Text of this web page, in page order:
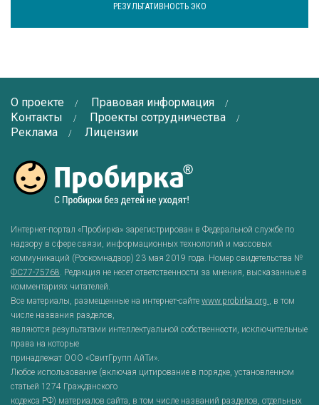
РЕЗУЛЬТАТИВНОСТЬ ЭКО
О проекте
Правовая информация
Контакты
Проекты сотрудничества
Реклама
Лицензии
Интернет-портал «Пробирка» зарегистрирован в Федеральной службе по
надзору в сфере связи, информационных технологий и массовых
коммуникаций (Роскомнадзор) 23 мая 2019 года. Номер свидетельства №
ФС77-75768. Редакция не несет ответственности за мнения, высказанные в
комментариях читателей.
Все материалы, размещенные на интернет-сайте www.probirka.org , в том
числе названия разделов,
являются результатами интеллектуальной собственности, исключительные
права на которые
принадлежат ООО «СвитГрупп АйТи».
Любое использование (включая цитирование в порядке, установленном
статьей 1274 Гражданского
кодекса РФ) материалов сайта, в том числе названий разделов, отдельных